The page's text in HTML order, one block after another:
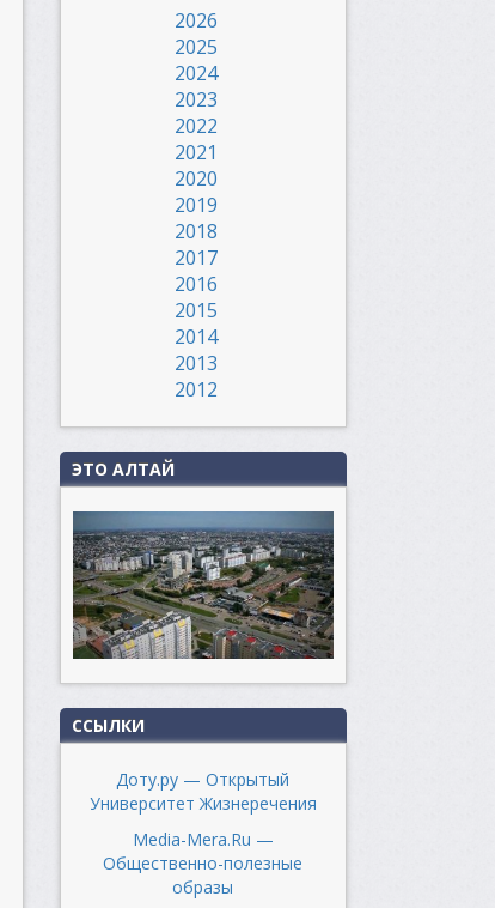
2026
2025
2024
2023
2022
2021
2020
2019
2018
2017
2016
2015
2014
2013
2012
ЭТО АЛТАЙ
ССЫЛКИ
Доту.ру — Открытый
Университет Жизнеречения
Media-Mera.Ru —
Общественно-полезные
образы